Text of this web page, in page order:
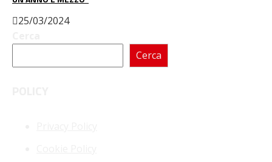
25/03/2024
Cerca